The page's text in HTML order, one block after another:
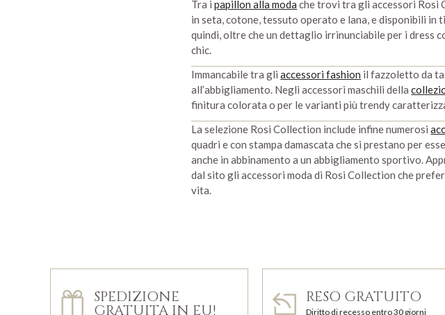
Tra ipapillon alla moda che trovi tra gli accessori Rosi
in seta, cotone, tessuto operato e lana, e disponibili
quindi, oltre che un dettaglio irrinunciabile per i dress
chic.
Immancabile tra gliaccessori fashion il fazzoletto da
all’abbigliamento. Negli accessori maschili della
finitura colorata o per le varianti più trendy
La selezione Rosi Collection include infine numerosi
quadri e con stampa damascata che si prestano per
anche in abbinamento a un abbigliamento sportivo.
dal sito gli accessori moda di Rosi Collection che
vita.
SPEDIZIONE
GRATUITA IN EU!
RESO GRATUITO
Diritto di recesso entro 30 giorni